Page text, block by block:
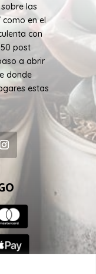
las
como en el
con
post
a abrir
donde
estas